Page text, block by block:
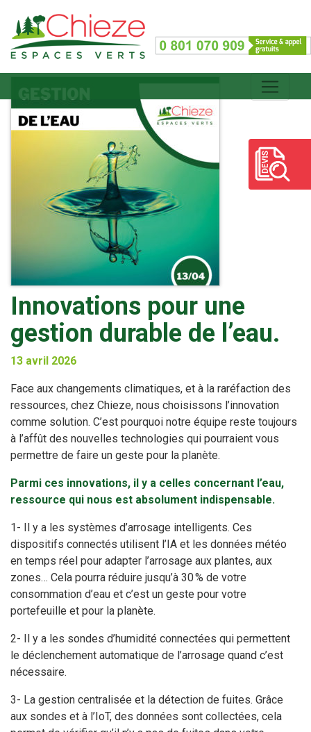
Innovations pour une
gestion durable de l’eau.
13 avril 2026
Face aux changements climatiques, et à la raréfaction des
ressources, chez Chieze, nous choisissons l’innovation
comme solution. C’est pourquoi notre équipe reste toujours
à l’affût des nouvelles technologies qui pourraient vous
permettre de faire un geste pour la planète.
Parmi ces innovations, il y a celles concernant l’eau,
ressource qui nous est absolument indispensable.
1- Il y a les systèmes d’arrosage intelligents. Ces
dispositifs connectés utilisent l’IA et les données météo
en temps réel pour adapter l’arrosage aux plantes, aux
zones… Cela pourra réduire jusqu’à 30 % de votre
consommation d’eau et c’est un geste pour votre
portefeuille et pour la planète.
2- Il y a les sondes d’humidité connectées qui permettent
le déclenchement automatique de l’arrosage quand c’est
nécessaire.
3- La gestion centralisée et la détection de fuites. Grâce
aux sondes et à l’IoT, des données sont collectées, cela